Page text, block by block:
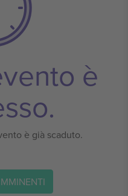
è
è già scaduto.